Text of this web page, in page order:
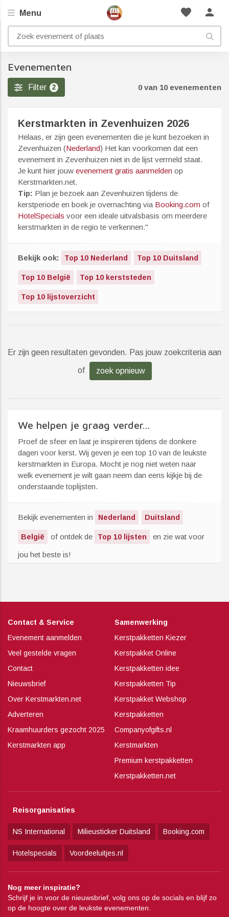
favorite person
Menu
Evenementen
Filter 2 0 van 10 evenementen
Kerstmarkten in Zevenhuizen 2026
Helaas, er zijn geen evenementen die je kunt bezoeken in
Zevenhuizen (Nederland) Het kan voorkomen dat een
evenement in Zevenhuizen niet in de lijst vermeld staat.
Je kunt hier jouw evenement gratis aanmelden op
Kerstmarkten.net.
Tip: Plan je bezoek aan Zevenhuizen tijdens de
kerstperiode en boek je overnachting via Booking.com of
HotelSpecials voor een ideale uitvalsbasis om meerdere
kerstmarkten in de regio te verkennen."
Bekijk ook: Top 10 Nederland Top 10 Duitsland
Top 10 België Top 10 kerststeden
Top 10 lijstoverzicht
Er zijn geen resultaten gevonden. Pas jouw zoekcriteria aan
of zoek opnieuw
We helpen je graag verder...
Proef de sfeer en laat je inspireren tijdens de donkere
dagen voor kerst. Wij geven je een top 10 van de leukste
kerstmarkten in Europa. Mocht je nog niet weten naar
welk evenement je wilt gaan neem dan eens kijkje bij de
onderstaande toplijsten.
Bekijk evenementen in Nederland Duitsland
België of ontdek de Top 10 lijsten en zie wat voor
jou het beste is!
Contact & Service
Evenement aanmelden
Veel gestelde vragen
Contact
Nieuwsbrief
Over Kerstmarkten.net
Adverteren
Kraamhuurders gezocht 2025
Kerstmarkten app
Samenwerking
Kerstpakketten Kiezer
Kerstpakket Online
Kerstpakketten idee
Kerstpakketten Tip
Kerstpakket Webshop
Kerstpakketten
Companyofgifts.nl
Kerstmarkten
Premium kerstpakketten
Kerstpakketten.net
Reisorganisaties
NS International Milieusticker Duitsland Booking.com
Hotelspecials Voordeeluitjes.nl
Nog meer inspiratie?
Schrijf je in voor de nieuwsbrief, volg ons op de socials en blijf zo
op de hoogte over de leukste evenementen.